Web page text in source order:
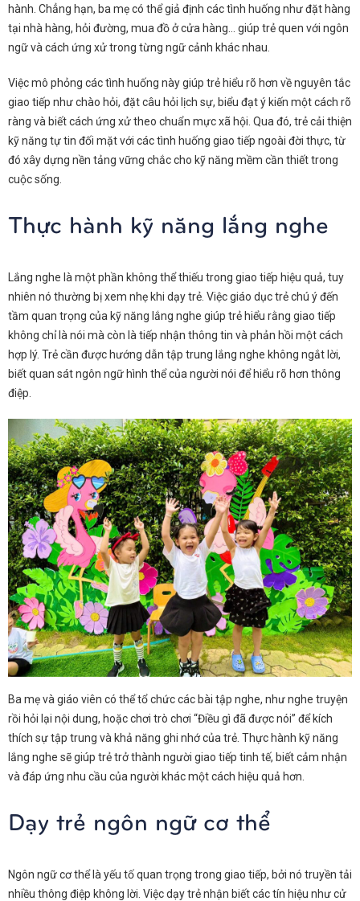
hành. Chẳng hạn, ba mẹ có thể giả định các tình huống như đặt hàng
tại nhà hàng, hỏi đường, mua đồ ở cửa hàng… giúp trẻ quen với ngôn
ngữ và cách ứng xử trong từng ngữ cảnh khác nhau.
Việc mô phỏng các tình huống này giúp trẻ hiểu rõ hơn về nguyên tắc
giao tiếp như chào hỏi, đặt câu hỏi lịch sự, biểu đạt ý kiến một cách rõ
ràng và biết cách ứng xử theo chuẩn mực xã hội. Qua đó, trẻ cải thiện
kỹ năng tự tin đối mặt với các tình huống giao tiếp ngoài đời thực, từ
đó xây dựng nền tảng vững chắc cho kỹ năng mềm cần thiết trong
cuộc sống.
Thực hành kỹ năng lắng nghe
Lắng nghe là một phần không thể thiếu trong giao tiếp hiệu quả, tuy
nhiên nó thường bị xem nhẹ khi dạy trẻ. Việc giáo dục trẻ chú ý đến
tầm quan trọng của kỹ năng lắng nghe giúp trẻ hiểu rằng giao tiếp
không chỉ là nói mà còn là tiếp nhận thông tin và phản hồi một cách
hợp lý. Trẻ cần được hướng dẫn tập trung lắng nghe không ngắt lời,
biết quan sát ngôn ngữ hình thể của người nói để hiểu rõ hơn thông
điệp.
Ba mẹ và giáo viên có thể tổ chức các bài tập nghe, như nghe truyện
rồi hỏi lại nội dung, hoặc chơi trò chơi “Điều gì đã được nói” để kích
thích sự tập trung và khả năng ghi nhớ của trẻ. Thực hành kỹ năng
lắng nghe sẽ giúp trẻ trở thành người giao tiếp tinh tế, biết cảm nhận
và đáp ứng nhu cầu của người khác một cách hiệu quả hơn.
Dạy trẻ ngôn ngữ cơ thể
Ngôn ngữ cơ thể là yếu tố quan trọng trong giao tiếp, bởi nó truyền tải
nhiều thông điệp không lời. Việc dạy trẻ nhận biết các tín hiệu như cử